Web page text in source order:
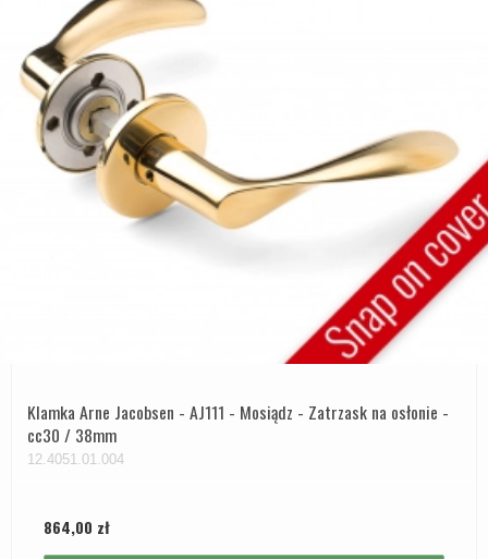
Klamka Arne Jacobsen - AJ111 - Mosiądz - Zatrzask na osłonie -
cc30 / 38mm
12.4051.01.004
864,00 zł